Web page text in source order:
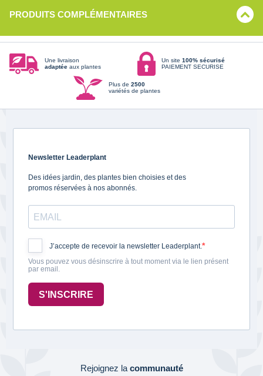
PRODUITS COMPLÉMENTAIRES
Une livraison
adaptée aux plantes
Un site 100% sécurisé
PAIEMENT SECURISE
Plus de 2500
variétés de plantes
Newsletter Leaderplant
Des idées jardin, des plantes bien choisies et des
promos réservées à nos abonnés.
J’accepte de recevoir la newsletter Leaderplant.
Vous pouvez vous désinscrire à tout moment via le lien présent
par email.
S'INSCRIRE
Rejoignez la communauté